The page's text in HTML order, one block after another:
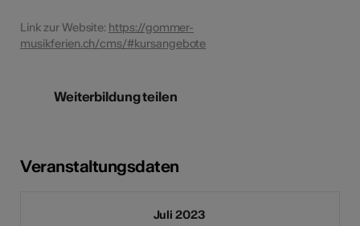
Link zur Website: https://gommer-
musikferien.ch/cms/#kursangebote
Weiterbildung teilen
Veranstaltungsdaten
Juli 2023